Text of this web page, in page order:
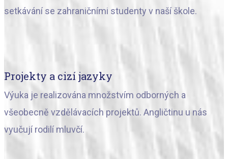
setkávání se zahraničními studenty v naší škole.
Projekty a cizí jazyky
Výuka je realizována množstvím odborných a
všeobecně vzdělávacích projektů. Angličtinu u nás
vyučují rodilí mluvčí.